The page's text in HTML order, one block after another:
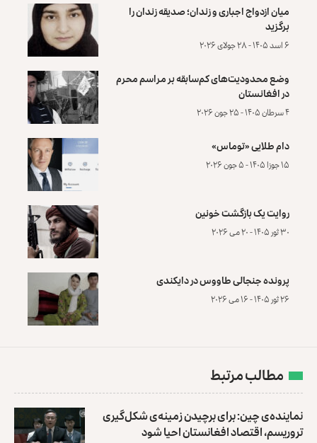
میان ازدواج اجباری و زندان؛ صدیقه زندان را
برگزید
۶ اسد ۱۴۰۵ - ۲۸ جولای ۲۰۲۶
وضع محدودیت‌های کم‌سابقه بر مراسم محرم
در افغانستان
۴ سرطان ۱۴۰۵ - ۲۵ جون ۲۰۲۶
دام طلایی «توماس»
۱۵ جوزا ۱۴۰۵ - ۵ جون ۲۰۲۶
روایت یک بازگشت خونین
۳۰ ثور ۱۴۰۵ - ۲۰ می ۲۰۲۶
پرونده‌ جنجالی طاووس در دایکندی
۲۶ ثور ۱۴۰۵ - ۱۶ می ۲۰۲۶
مطالب مرتبط
نماینده‌ی چین: برای برچیدن زمینه‌ی شکل‌گیری
تروریسم، اقتصاد افغانستان احیا شود